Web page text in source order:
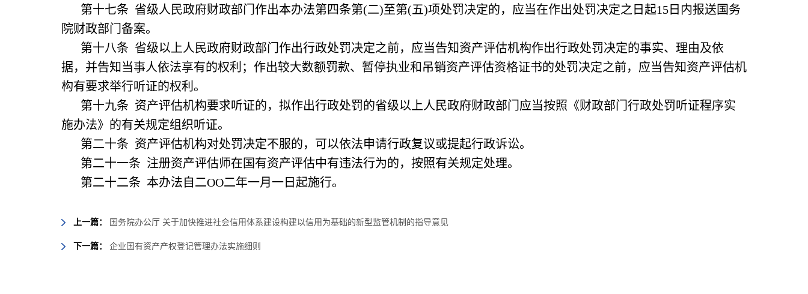
第十七条 省级人民政府财政部门作出本办法第四条第(二)至第(五)项处罚决定的，应当在作出处罚决定之日起15日内报送国务
院财政部门备案。
第十八条 省级以上人民政府财政部门作出行政处罚决定之前，应当告知资产评估机构作出行政处罚决定的事实、理由及依
据，并告知当事人依法享有的权利；作出较大数额罚款、暂停执业和吊销资产评估资格证书的处罚决定之前，应当告知资产评估机
构有要求举行听证的权利。
第十九条 资产评估机构要求听证的，拟作出行政处罚的省级以上人民政府财政部门应当按照《财政部门行政处罚听证程序实
施办法》的有关规定组织听证。
第二十条 资产评估机构对处罚决定不服的，可以依法申请行政复议或提起行政诉讼。
第二十一条 注册资产评估师在国有资产评估中有违法行为的，按照有关规定处理。
第二十二条 本办法自二OO二年一月一日起施行。
上一篇： 国务院办公厅 关于加快推进社会信用体系建设构建以信用为基础的新型监管机制的指导意见
下一篇： 企业国有资产产权登记管理办法实施细则